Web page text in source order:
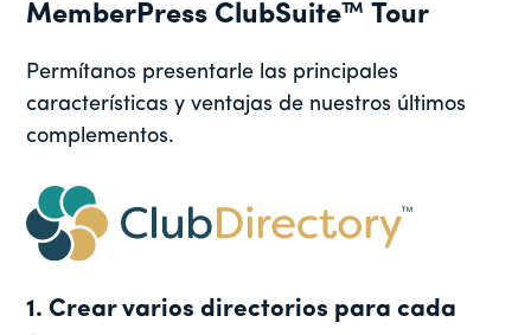
MemberPress ClubSuite™ Tour
Permítanos presentarle las principales
características y ventajas de nuestros últimos
complementos.
1. Crear varios directorios para cada